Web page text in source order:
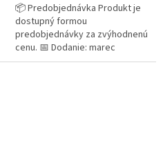
📦 Predobjednávka Produkt je
dostupný formou
predobjednávky za zvýhodnenú
cenu. 📅 Dodanie: marec
Originálny terakotový kvetináč z